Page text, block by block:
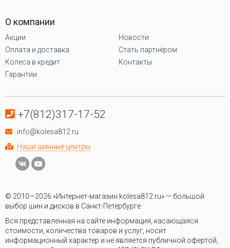
О компании
Акции
Оплата и доставка
Колеса в кредит
Гарантии
Новости
Стать партнёром
Контакты
+7(812)317-17-52
info@kolesa812.ru
Наши шинные центры
© 2010—2026 «Интернет-магазин kolesa812.ru» — большой
выбор шин и дисков в Санкт-Петербурге
Вся представленная на сайте информация, касающаяся
стоимости, количества товаров и услуг, носит
информационный характер и не является публичной офертой,